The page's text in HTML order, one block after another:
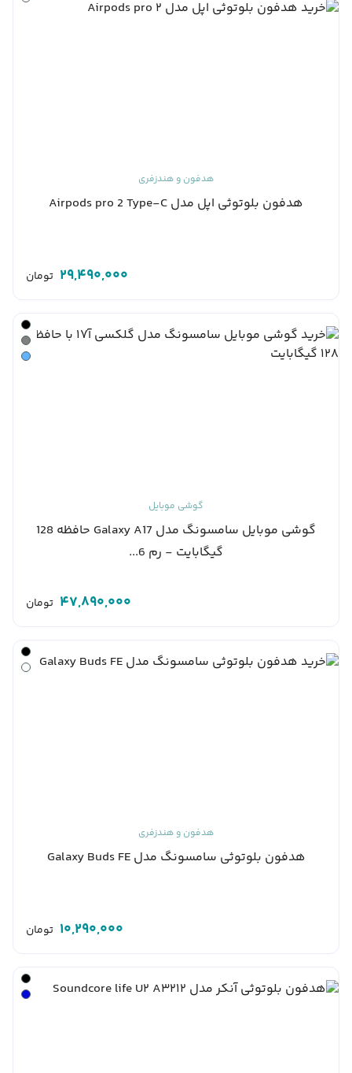
هدفون و هندزفری
هدفون بلوتوثی اپل مدل Airpods pro 2 Type-C
29,490,000 تومان
گوشی موبایل
گوشی موبایل سامسونگ مدل Galaxy A17 حافظه 128
گیگابایت - رم 6...
47,890,000 تومان
هدفون و هندزفری
هدفون بلوتوثی سامسونگ مدل Galaxy Buds FE
10,290,000 تومان